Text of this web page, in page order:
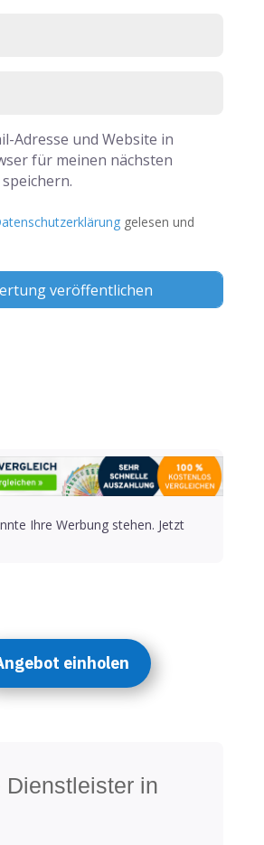
Adresse und Website in
für meinen nächsten
gelesen und
Ihre Werbung stehen. Jetzt
einholen
Dienstleister in